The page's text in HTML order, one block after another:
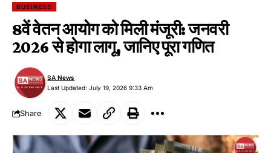
BUSINESS
8वें वेतन आयोग को मिली मंजूरी: जनवरी
2026 से होगा लागू, जानिए पूरा गणित
Last Updated: July 19, 2026 9:33 Am
SA News
Share